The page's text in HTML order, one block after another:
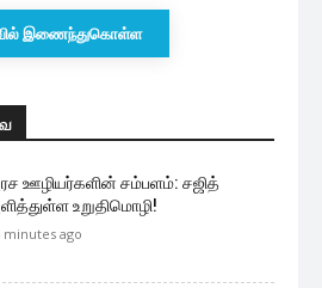
இணைந்துகொள்ள
ஊழியர்களின் சம்பளம்: சஜித்
உறுதிமொழி!
minutes ago